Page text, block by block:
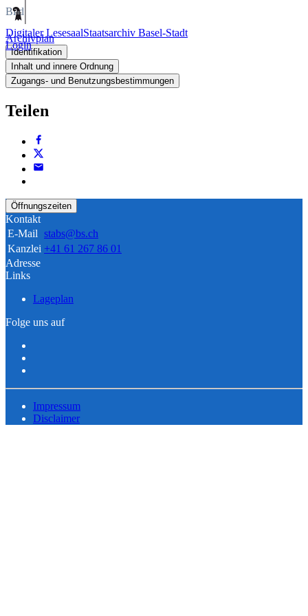
Digitaler LesesaalStaatsarchiv Basel-Stadt
Login
Bild
Archivplan
Identifikation
Inhalt und innere Ordnung
Zugangs- und Benutzungsbestimmungen
Teilen
Öffnungszeiten
Kontakt
E-Mail stabs@bs.ch
Kanzlei +41 61 267 86 01
Adresse
Links
Lageplan
Folge uns auf
Impressum
Disclaimer